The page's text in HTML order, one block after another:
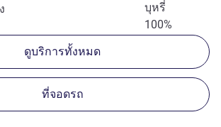
บุหรี่
100%
ดูบริการทั้งหมด
ที่จอดรถ